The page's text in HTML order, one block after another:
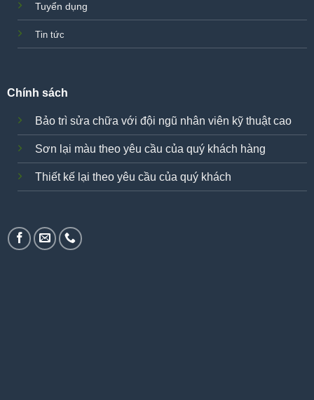
Tuyển dụng
Tin tức
Chính sách
Bảo trì sửa chữa với đội ngũ nhân viên kỹ thuật cao
Sơn lại màu theo yêu cầu của quý khách hàng
Thiết kế lại theo yêu cầu của quý khách